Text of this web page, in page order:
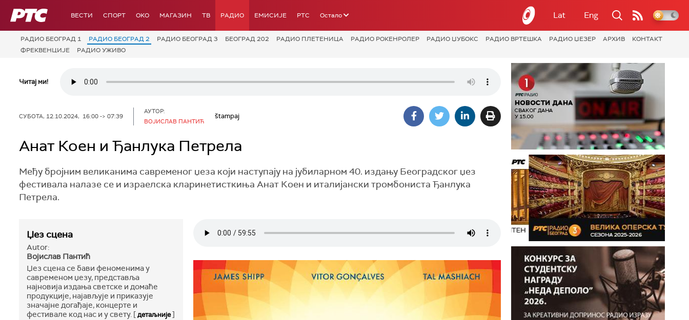
РТС ВЕСТИ СПОРТ OKO МАГАЗИН ТВ РАДИО ЕМИСИЈЕ РТС Остало Lat Eng
РАДИО БЕОГРАД 1 РАДИО БЕОГРАД 2 РАДИО БЕОГРАД 3 БЕОГРАД 202 РАДИО ПЛЕТЕНИЦА РАДИО РОКЕНРОЛЕР РАДИО ЏУБОКС РАДИО ВРТЕШКА РАДИО ЏЕЗЕР АРХИВ
КОНТАКТ
ФРЕКВЕНЦИЈЕ
РАДИО УЖИВО
Читај ми!
СУБОТА, 12.10.2024, 16:00 -> 07:39
АУТОР:
ВОЈИСЛАВ ПАНТИЋ
štampaj
Анат Коен и Ђанлука Петрела
Међу бројним великанима савременог џеза који наступају на јубиларном 40. издању Београдског џез
фестивала налазе се и израелска кларинетисткиња Анат Коен и италијански тромбониста Ђанлука
Петрела.
Џез сцена
Autor:
Војислав Пантић
Џез сцена се бави феноменима у
савременом џезу, представља
најновија издања светске и домаће
продукције, најављује и приказује
значајне догађаје, концерте и
фестивале код нас и у свету. [детаљније]